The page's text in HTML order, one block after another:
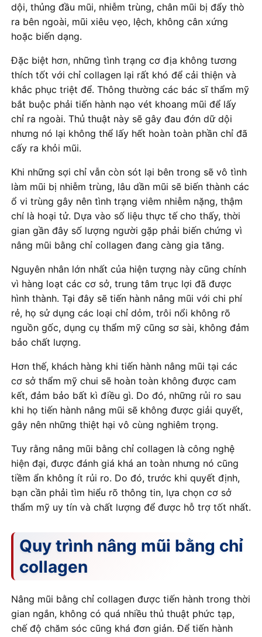
dội, thủng đầu mũi, nhiễm trùng, chân mũi bị đẩy thò
ra bên ngoài, mũi xiêu vẹo, lệch, không cân xứng
hoặc biến dạng.
Đặc biệt hơn, những tình trạng cơ địa không tương
thích tốt với chỉ collagen lại rất khó để cải thiện và
khắc phục triệt để. Thông thường các bác sĩ thẩm mỹ
bắt buộc phải tiến hành nạo vét khoang mũi để lấy
chỉ ra ngoài. Thủ thuật này sẽ gây đau đớn dữ dội
nhưng nó lại không thể lấy hết hoàn toàn phần chỉ đã
cấy ra khỏi mũi.
Khi những sợi chỉ vẫn còn sót lại bên trong sẽ vô tình
làm mũi bị nhiễm trùng, lâu dần mũi sẽ biến thành các
ổ vi trùng gây nên tình trạng viêm nhiễm nặng, thậm
chí là hoại tử. Dựa vào số liệu thực tế cho thấy, thời
gian gần đây số lượng người gặp phải biến chứng vì
nâng mũi bằng chỉ collagen đang càng gia tăng.
Nguyên nhân lớn nhất của hiện tượng này cũng chính
vì hàng loạt các cơ sở, trung tâm trục lợi đã được
hình thành. Tại đây sẽ tiến hành nâng mũi với chi phí
rẻ, họ sử dụng các loại chỉ dỏm, trôi nổi không rõ
nguồn gốc, dụng cụ thẩm mỹ cũng sơ sài, không đảm
bảo chất lượng.
Hơn thế, khách hàng khi tiến hành nâng mũi tại các
cơ sở thẩm mỹ chui sẽ hoàn toàn không được cam
kết, đảm bảo bất kì điều gì. Do đó, những rủi ro sau
khi họ tiến hành nâng mũi sẽ không được giải quyết,
gây nên những thiệt hại vô cùng nghiêm trọng.
Tuy rằng nâng mũi bằng chỉ collagen là công nghệ
hiện đại, được đánh giá khá an toàn nhưng nó cũng
tiềm ẩn không ít rủi ro. Do đó, trước khi quyết định,
bạn cần phải tìm hiểu rõ thông tin, lựa chọn cơ sở
thẩm mỹ uy tín và chất lượng để được hỗ trợ tốt nhất.
Quy trình nâng mũi bằng chỉ
collagen
Nâng mũi bằng chỉ collagen được tiến hành trong thời
gian ngắn, không có quá nhiều thủ thuật phức tạp,
chế độ chăm sóc cũng khá đơn giản. Để tiến hành